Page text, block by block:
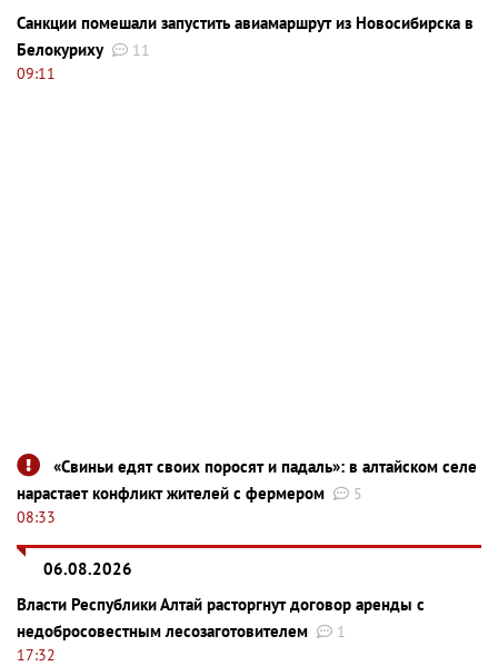
Санкции помешали запустить авиамаршрут из Новосибирска в
Белокуриху
11
09:11
«Свиньи едят своих поросят и падаль»: в алтайском селе
нарастает конфликт жителей с фермером
5
08:33
06.08.2026
Власти Республики Алтай расторгнут договор аренды с
недобросовестным лесозаготовителем
1
17:32